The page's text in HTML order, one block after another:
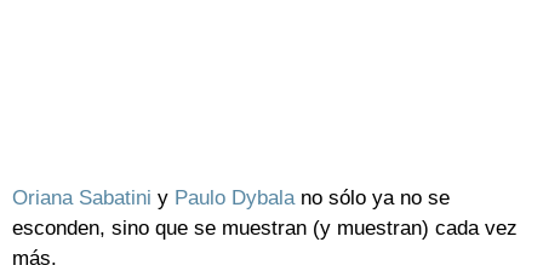
Oriana Sabatini y Paulo Dybalano sólo ya no se
esconden, sino que se muestran (y muestran) cada vez
más.